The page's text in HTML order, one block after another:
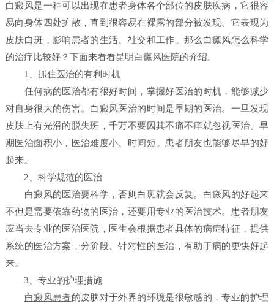
白癜风是一种可以出现在患者身体各个部位的皮肤疾病，它很容
易向身体四处扩散，直到很容易在裸露的部分被发现。它表现为
皮肤白斑，影响患者的生活、社交和工作。那么白癜风怎么科学
的治疗比较好？下面来看看昆明白癜风医院的介绍。
1、抓住医治的有利时机
任何病的医治都有很好时间，掌握好医治的时机，能够减少
对自身很大的伤害。白癜风医治的时间是早期的医治。一旦发现
皮肤上有光滑的脱失斑，千万不要因其不痛不痒就忽视医治。早
期医治面积小，医治难度小、时间短。患者朋友也能够尽早的好
起来。
2、科学规范的医治
白癜风的医治要科学，否则白斑就会反复。白癜风的好起来
不但是需要依靠药物的医治，还要用专业的医治技术。患者朋友
应当去专业的医治医院，医生会根据患者具体的病症特征，提供
系统的医治方案，分阶段、针对性的医治，有助于病的更快好起
来。
3、专业的护理措施
白癜风患者的皮肤对于外界的环境是很敏感的，专业的护理